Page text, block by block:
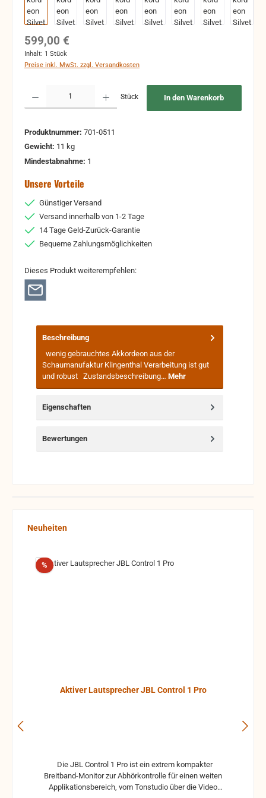
Regulärer Preis:
599,00 €
Inhalt: 1 Stück
Preise inkl. MwSt. zzgl. Versandkosten
Stück In den Warenkorb
Produktnummer: 701-0511
Gewicht: 11 kg
Mindestabnahme: 1
Unsere Vorteile
Günstiger Versand
Versand innerhalb von 1-2 Tage
14 Tage Geld-Zurück-Garantie
Bequeme Zahlungsmöglichkeiten
Dieses Produkt weiterempfehlen:
Beschreibung
wenig gebrauchtes Akkordeon aus der
Schaumanufaktur Klingenthal Verarbeitung ist gut
und robust Zustandsbeschreibung… Mehr
Eigenschaften
Bewertungen
Produktgalerie überspringen
Neuheiten
%Rabatt
Aktiver Lautsprecher JBL Control 1 Pro
Breitband-Monitor zur Abhörkontrolle für einen weiten
Applikationsbereich, vom Tonstudio über die Video